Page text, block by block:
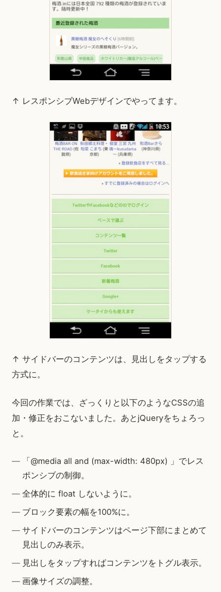
↑ レスポンシブWebデザインでやってます。
↑ サイドバーのコンテンツは、見出しをタップする
方式に。
今回の作業では、ざっくりと以下のようなCSSの追
加・修正をおこないました。あとjQueryをちょろっ
と。
「@media all and (max-width: 480px) 」でレス
ポンシブの制御。
全体的に float しないように。
ブロック要素の幅を100%に。
サイドバーのコンテンツはページ下部にまとめて
見出しのみ表示。
見出しをタップすればコンテンツをトグル表示。
画像サイズの調整。